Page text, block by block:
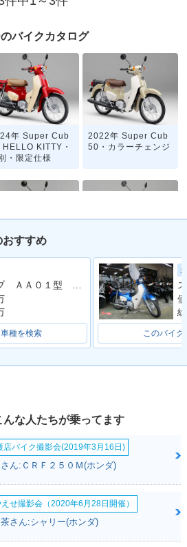
バイクカタログ
年 Super Cub
HELLO KITTY・
・限定仕様
2022年 Super Cub
50・カラーチェンジ
様
2019年 Super Cub
50 60周年アニバー
サリー・特別・限定
仕様
・フルモデルチェ
ル・特別・限定仕様
年 Super Cub
Deluxe・マイナ
2007年 Super Cub
50 Custom・マイナ
おすすめ
種を検索 このバイ
な人たちが乗ってます
店バイク撮影会(2019年3月16日)
ん:ＣＲＦ２５０Ｍ(ホンダ)
せ撮影会（2020年6月28日開催）
さん:シャリー(ホンダ)